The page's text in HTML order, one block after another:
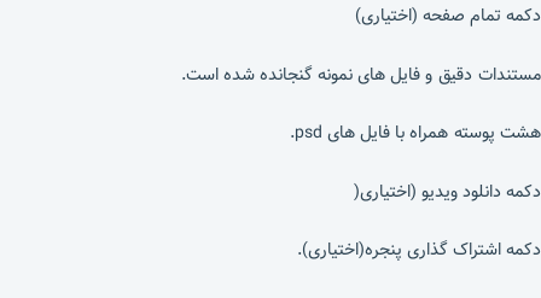
دکمه تمام صفحه (اختیاری)
مستندات دقیق و فایل های نمونه گنجانده شده است.
هشت پوسته همراه با فایل های psd.
دکمه دانلود ویدیو (اختیاری(
دکمه اشتراک گذاری پنجره(اختیاری).